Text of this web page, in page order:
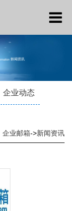
企业动态
企业邮箱->新闻资讯